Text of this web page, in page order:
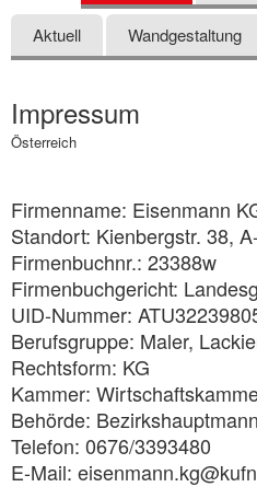
Aktuell Wandgestaltung
Impressum
Österreich
Firmenname: Eisenmann
Standort: Kienbergstr. 38,
Firmenbuchnr.: 23388w
Firmenbuchgericht:
UID-Nummer:
Berufsgruppe: Maler,
Rechtsform: KG
Kammer:
Behörde:
Telefon: 0676/3393480
E-Mail: